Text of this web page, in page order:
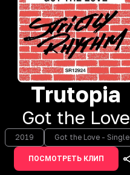
Trutopia
Got the Love
2019 Got the Love - Single
ПОСМОТРЕТЬ КЛИП